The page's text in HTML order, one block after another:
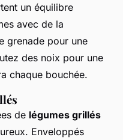
un équilibre
avec de la
grenade pour une
des noix pour une
chaque bouchée.
de légumes grillés
Enveloppés